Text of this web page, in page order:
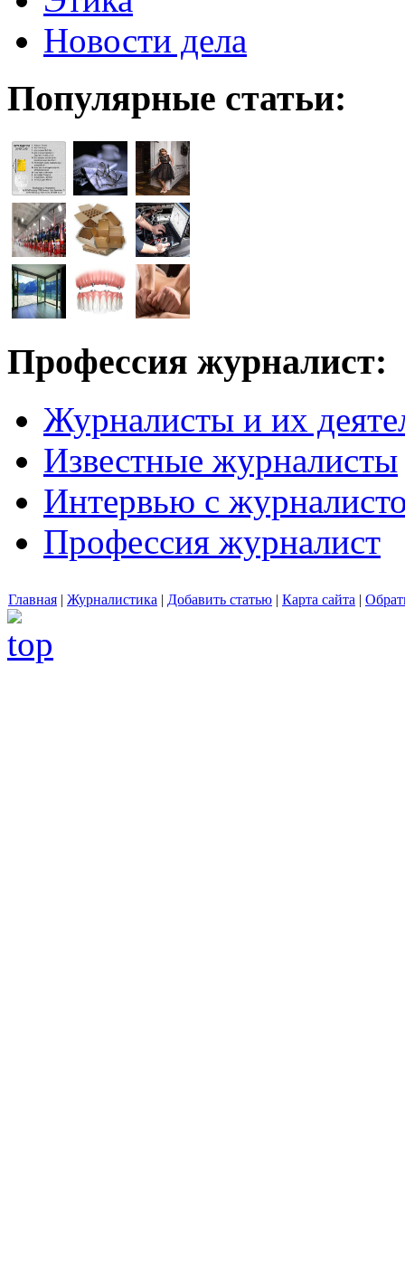
Новости дела
Популярные статьи:
Профессия журналист:
Журналисты и их
Известные журналисты
Интервью с
Профессия журналист
Главная | Журналистика | Добавить статью | Карта сайта |